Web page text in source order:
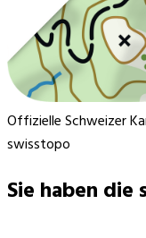
Offizielle Schweizer
swisstopo
Sie haben